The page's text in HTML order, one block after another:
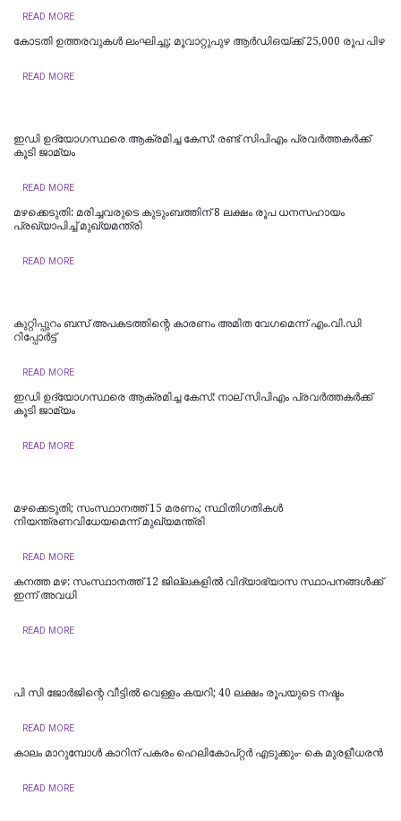
READ MORE
കോടതി ഉത്തരവുകൾ ലംഘിച്ചു; മൂവാറ്റുപുഴ ആർഡിഒയ്ക്ക് 25,000 രൂപ പിഴ
READ MORE
ഇഡി ഉദ്യോഗസ്ഥരെ ആക്രമിച്ച കേസ്: രണ്ട് സിപിഎം പ്രവർത്തകർക്ക്
കൂടി ജാമ്യം
READ MORE
മഴക്കെടുതി: മരിച്ചവരുടെ കുടുംബത്തിന് 8 ലക്ഷം രൂപ ധനസഹായം
പ്രഖ്യാപിച്ച് മുഖ്യമന്ത്രി
READ MORE
കുറ്റിപ്പുറം ബസ് അപകടത്തിന്റെ കാരണം അമിത വേഗമെന്ന് എം.വി.ഡി
റിപ്പോര്‍ട്ട്
READ MORE
ഇഡി ഉദ്യോഗസ്ഥരെ ആക്രമിച്ച കേസ്: നാല് സിപിഎം പ്രവർത്തകർക്ക്
കൂടി ജാമ്യം
READ MORE
മഴക്കെടുതി; സംസ്ഥാനത്ത് 15 മരണം; സ്ഥിതിഗതികൾ
നിയന്ത്രണവിധേയമെന്ന് മുഖ്യമന്ത്രി
READ MORE
കനത്ത മഴ: സംസ്ഥാനത്ത് 12 ജില്ലകളില്‍ വിദ്യാഭ്യാസ സ്ഥാപനങ്ങള്‍ക്ക്
ഇന്ന് അവധി
READ MORE
പി സി ജോര്‍ജിന്റെ വീട്ടില്‍ വെള്ളം കയറി; 40 ലക്ഷം രൂപയുടെ നഷ്ടം
READ MORE
കാലം മാറുമ്പോൾ കാറിന് പകരം ഹെലികോപ്റ്റർ എടുക്കും- കെ മുരളീധരന്‍
READ MORE